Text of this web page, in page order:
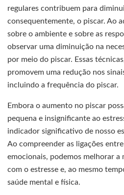
regulares contribuem para
consequentemente, o piscar. Ao
sobre o ambiente e sobre as
observar uma diminuição na
por meio do piscar. Essas
promovem uma redução nos
incluindo a frequência do piscar.
Embora o aumento no piscar
pequena e insignificante ao
indicador significativo de nosso
Ao compreender as ligações
emocionais, podemos melhorar a
com o estresse e, ao mesmo
saúde mental e física.